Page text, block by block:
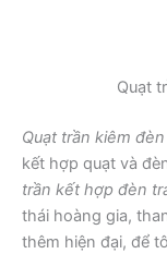
Quạt
Quạt trần kiêm
kết hợp quạt và
trần kết hợp đèn
thái hoàng gia,
thêm hiện đại, để